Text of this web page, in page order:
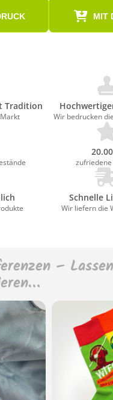
MIT
Tradition
Wir bedrucken
zufriedene
Schnelle
Wir liefern die
–